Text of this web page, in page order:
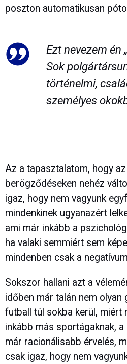
poszton automatikusan
Ezt nevezem én
Sok
történelmi,
személyes
Az a tapasztalatom, hogy
berögződéseken nehéz
igaz, hogy nem vagyunk
mindenkinek ugyanazért
ami már inkább a
ha valaki semmiért sem
mindenben csak a
Sokszor hallani azt a
időben már talán nem olyan
futball túl sokba kerül, miért
inkább más sportágaknak,
már racionálisabb érvelés,
csak igaz, hogy nem